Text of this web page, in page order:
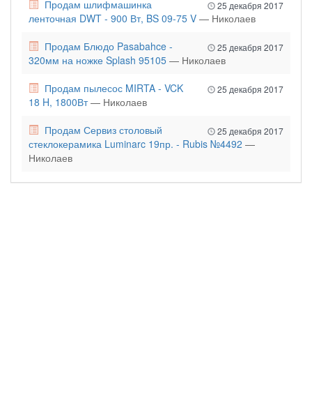
25 декабря 2017
Продам шлифмашинка
ленточная DWT - 900 Вт, BS 09-75 V — Николаев
25 декабря 2017
Продам Блюдо Pasabahce -
320мм на ножке Splash 95105 — Николаев
25 декабря 2017
Продам пылесос MIRTA - VCK
18 H, 1800Вт — Николаев
25 декабря 2017
Продам Сервиз столовый
стеклокерамика Luminarc 19пр. - Rubis №4492 —
Николаев